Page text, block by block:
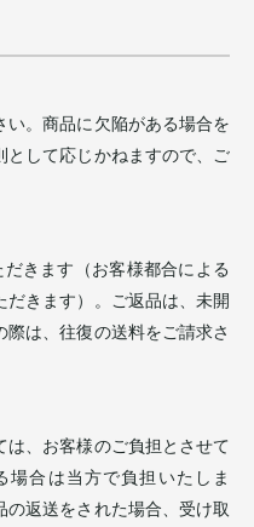
。商品に欠陥がある場合を
として応じかねますので、ご
きます（お客様都合による
きます）。ご返品は、未開
は、往復の送料をご請求さ
は、お客様のご負担とさせて
場合は当方で負担いたしま
返送をされた場合、受け取